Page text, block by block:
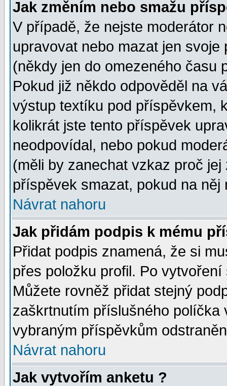
Jak změním nebo smažu
V případě, že nejste moderátor
upravovat nebo mazat jen
(někdy jen do omezeného
Pokud již někdo odpověděl na
výstup textíku pod příspěvkem,
kolikrát jste tento příspěvek
neodpovídal, nebo pokud
(měli by zanechat vzkaz proč
příspěvek smazat, pokud na něj
Návrat nahoru
Jak přidám podpis k mému
Přidat podpis znamená, že si
přes položku profil. Po
Můžete rovněž přidat stejný
zaškrtnutím příslušného políčka
vybraným příspěvkům
Návrat nahoru
Jak vytvořím anketu ?